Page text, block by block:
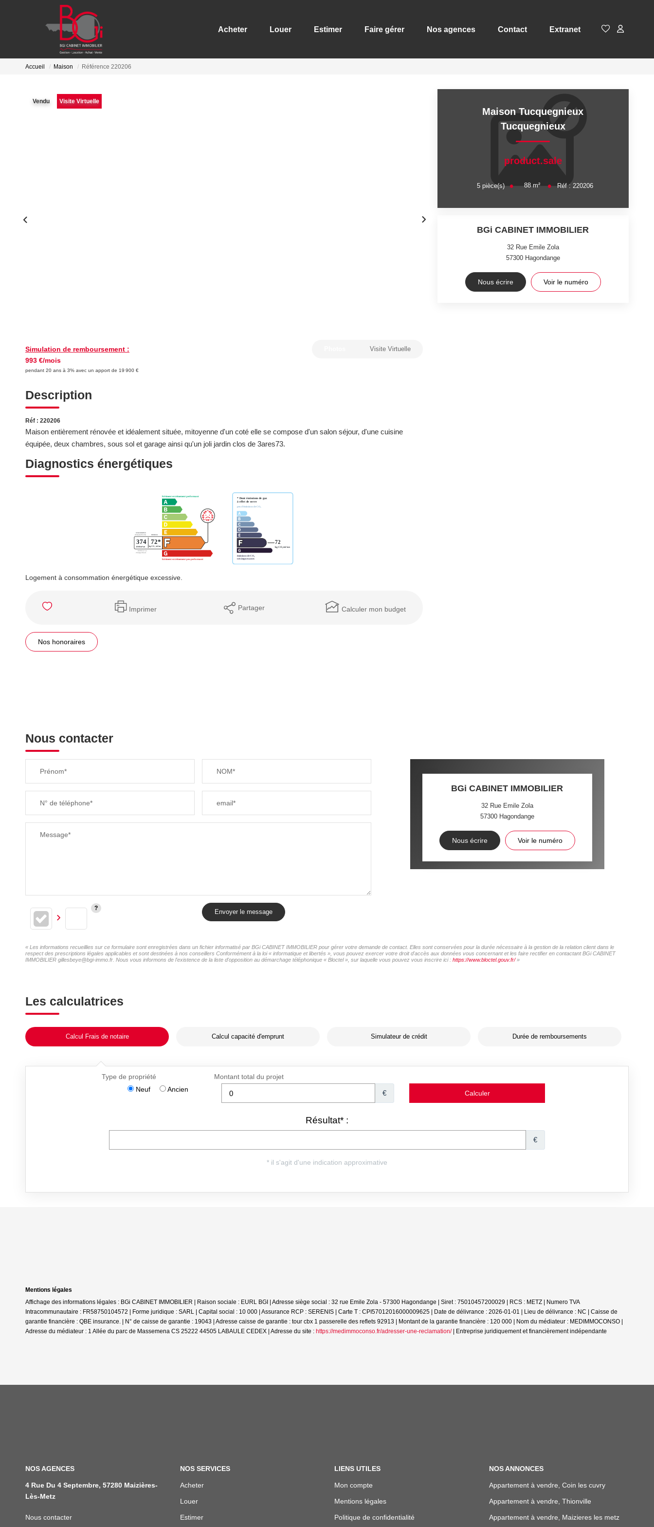
Acheter Louer Estimer Faire gérer Nos agences Contact Extranet
Accueil Maison Référence 220206
Vendu Visite Virtuelle
Simulation de remboursement :
993 €/mois
pendant 20 ans à 3% avec un apport de 19 900 €
Visite Virtuelle
Description
Réf : 220206
Maison entièrement rénovée et idéalement située, mitoyenne d'un coté elle se compose d'un salon séjour, d'une cuisine
équipée, deux chambres, sous sol et garage ainsi qu'un joli jardin clos de 3ares73.
Diagnostics énergétiques
Logement à consommation énergétique excessive.
Imprimer Partager Calculer mon budget
Nos honoraires
Maison Tucquegnieux
Tucquegnieux
product.sale
5 pièce(s) 88m² Réf : 220206
BGi CABINET IMMOBILIER
32 Rue Emile Zola
57300 Hagondange
Nous écrire Voir le numéro
Nous contacter
Prénom* NOM*
N° de téléphone* email*
Message*
Envoyer le message
BGi CABINET IMMOBILIER
32 Rue Emile Zola
57300 Hagondange
Nous écrire Voir le numéro
« Les informations recueillies sur ce formulaire sont enregistrées dans un fichier informatisé par BGi CABINET IMMOBILIER pour gérer votre demande de contact. Elles sont conservées pour la durée nécessaire à la gestion de la relation client dans le
respect des prescriptions légales applicables et sont destinées à nos conseillers Conformément à la loi « informatique et libertés », vous pouvez exercer votre droit d'accès aux données vous concernant et les faire rectifier en contactant BGi CABINET
IMMOBILIER gillesbeye@bgi-immo.fr. Nous vous informons de l'existence de la liste d'opposition au démarchage téléphonique « Bloctel », sur laquelle vous pouvez vous inscrire ici : https://www.bloctel.gouv.fr/»
Les calculatrices
Calcul Frais de notaire Calcul capacité d'emprunt Simulateur de crédit Durée de remboursements
Mentions légales
Affichage des informations légales : BGi CABINET IMMOBILIER | Raison sociale : EURL BGI | Adresse siège social : 32 rue Emile Zola - 57300 Hagondange | Siret : 75010457200029 | RCS : METZ | Numero TVA
Intracommunautaire : FR58750104572 | Forme juridique : SARL | Capital social : 10 000 | Assurance RCP : SERENIS | Carte T : CPI57012016000009625 | Date de délivrance : 2026-01-01 | Lieu de délivrance : NC | Caisse de
garantie financière : QBE insurance. | N° de caisse de garantie : 19043 | Adresse caisse de garantie : tour cbx 1 passerelle des reflets 92913 | Montant de la garantie financière : 120 000 | Nom du médiateur : MEDIMMOCONSO |
Adresse du médiateur : 1 Allée du parc de Massemena CS 25222 44505 LABAULE CEDEX | Adresse du site : https://medimmoconso.fr/adresser-une-reclamation/| Entreprise juridiquement et financièrement indépendante
NOS AGENCES
4 Rue Du 4 Septembre, 57280 Maizières-
Lès-Metz
Nous contacter
NOS SERVICES
Acheter
Louer
Estimer
LIENS UTILES
Mon compte
Mentions légales
Politique de confidentialité
NOS ANNONCES
Appartement à vendre, Coin les cuvry
Appartement à vendre, Thionville
Appartement à vendre, Maizieres les metz